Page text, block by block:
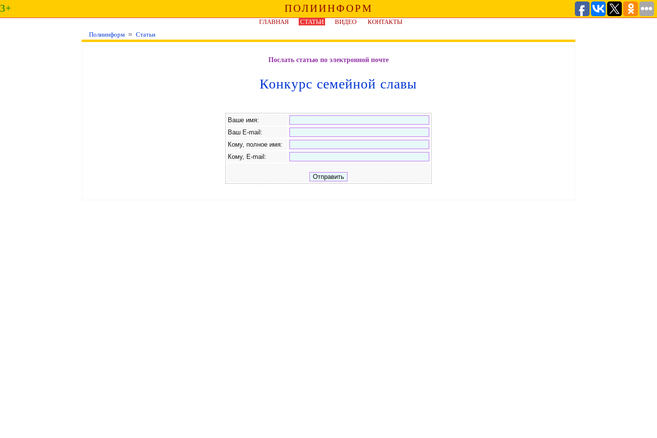
3+ ПОЛИИНФОРМ
ГЛАВНАЯ СТАТЬИ ВИДЕО
КОНТАКТЫ
Полиинформ ≈ Статьи
Послать статью по электронной почте
Конкурс семейной славы
Ваше имя:
Ваш E-mail:
Кому, полное имя:
Кому, E-mail: